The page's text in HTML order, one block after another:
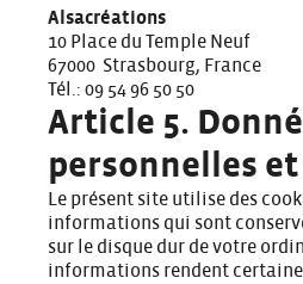
Alsacréations
10 Place du Temple Neuf
67000 Strasbourg, France
Tél.: 09 54 96 50 50
Article 5.
personnelles
Le présent site utilise des
informations qui sont
sur le disque dur de votre
informations rendent